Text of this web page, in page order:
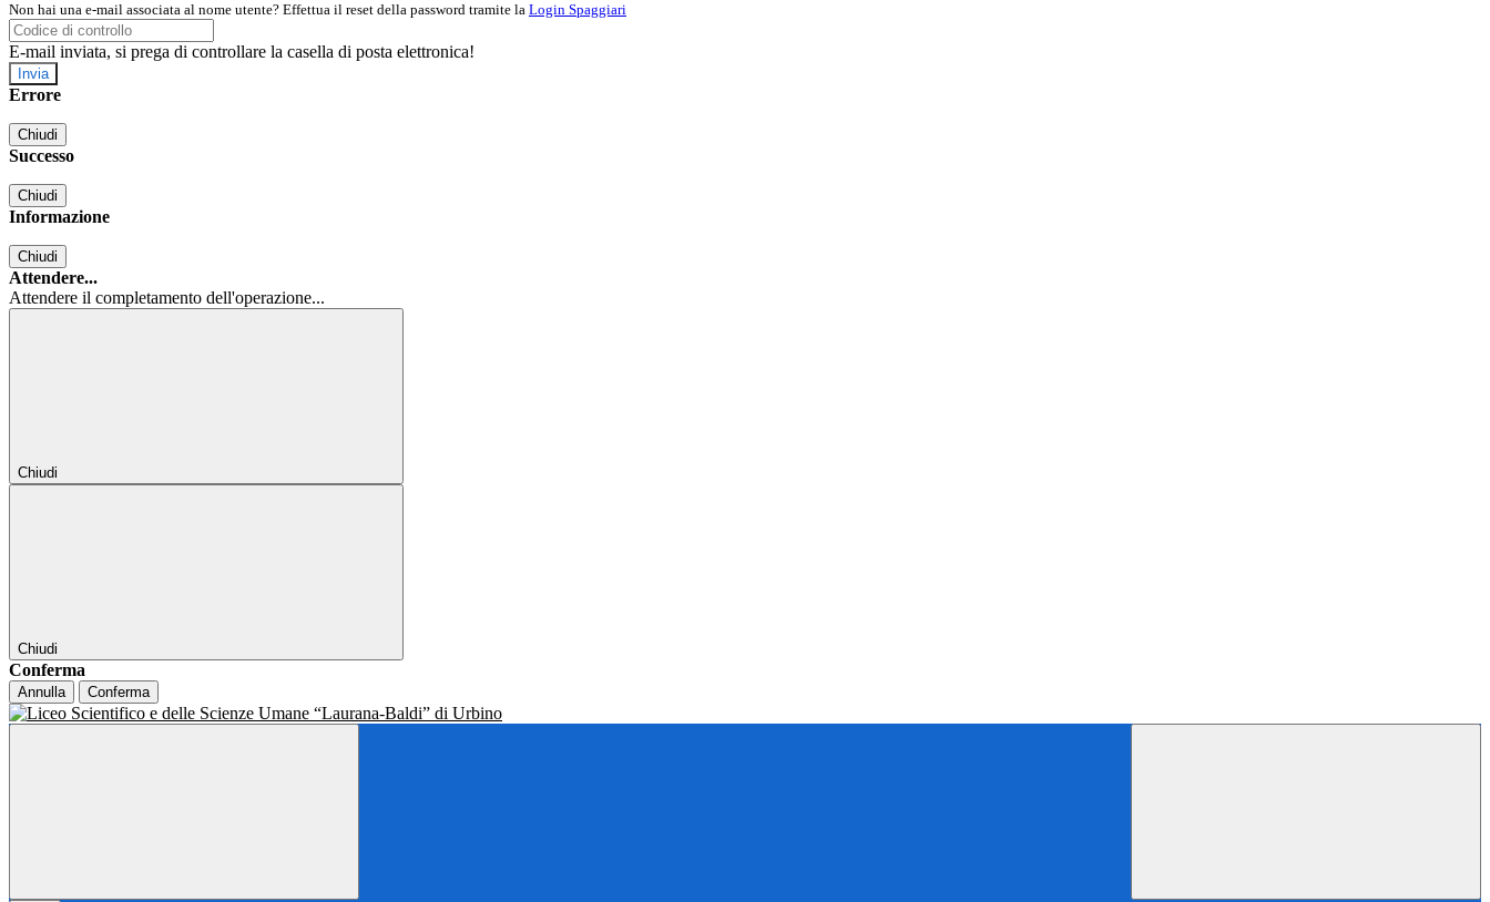
Non hai una e-mail associata al nome utente? Effettua il reset della password tramite la Login Spaggiari
E-mail inviata, si prega di controllare la casella di posta elettronica!
Errore
Chiudi
Successo
Chiudi
Informazione
Chiudi
Attendere...
Attendere il completamento dell'operazione...
Chiudi
Chiudi
Conferma
Annulla Conferma